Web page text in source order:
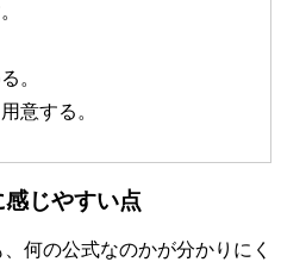
。
意する。
じやすい点
何の公式なのかが分かりにく